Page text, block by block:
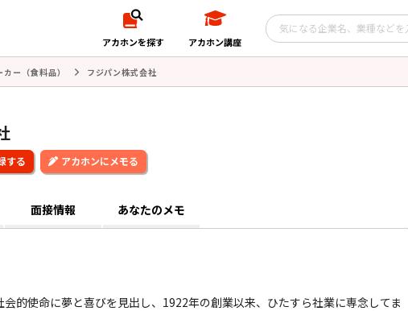
アカホンを探す アカホン講座
カー（食料品） フジパン株式会社
アカホンにメモる
面接情報 あなたのメモ
的使命に夢と喜びを見出し、1922年の創業以来、ひたすら社業に専念してま